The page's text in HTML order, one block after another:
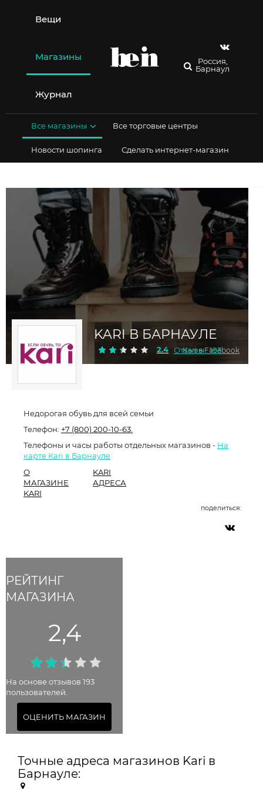
содержимому
Вещи
Магазины
Журнал
Россия,
Барнаул
Все магазины Все торговые центры
Новости шопинга Сделать интернет-магазин
Kari в Facebook
KARI В БАРНАУЛЕ
2.4 Отзывы : 193
РЕЙТИНГ
МАГАЗИНА
2,4
На основе отзывов 193
пользователей.
ОЦЕНИТЬ МАГАЗИН
Недорогая обувь для всей семьи
Телефон: +7 (800) 200-10-63.
Телефоны и часы работы отдельных магазинов - На
карте Kari в Барнауле
О
МАГАЗИНЕ
KARI
KARI
АДРЕСА
поделиться:
Точные адреса магазинов Kari в
Барнауле: